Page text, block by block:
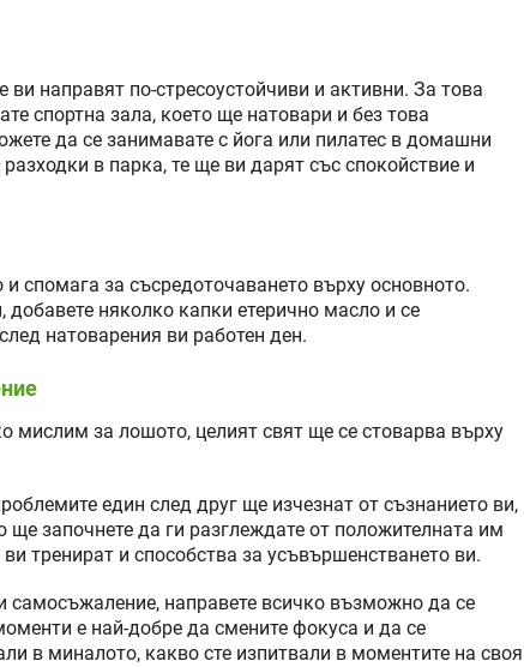
направят по-стресоустойчиви и активни. За това
спортна зала, което ще натовари и без това
да се занимавате с йога или пилатес в домашни
в парка, те ще ви дарят със спокойствие и
спомага за съсредоточаването върху основното.
няколко капки етерично масло и се
натоварения ви работен ден.
мислим за лошото, целият свят ще се стоварва върху
един след друг ще изчезнат от съзнанието ви,
ще започнете да ги разглеждате от положителната им
тренират и способства за усъвършенстването ви.
самосъжаление, направете всичко възможно да се
е най-добре да смените фокуса и да се
в миналото, какво сте изпитвали в моментите на своя